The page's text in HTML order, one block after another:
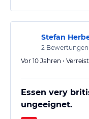
Stefan
2 Bewertungen
Vor 10 Jahren •
Essen very
ungeeignet.